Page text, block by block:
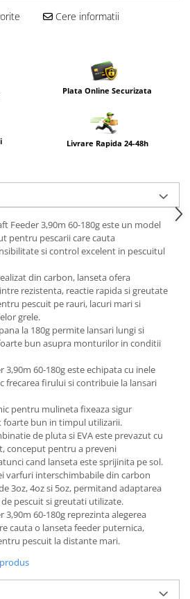
Cere informatii
Plata Online Securizata
Livrare Rapida 24-48h
Feeder 3,90m 60-180g este un model
pentru pescarii care cauta
si control excelent in pescuitul
din carbon, lanseta ofera
rezistenta, reactie rapida si greutate
pescuit pe rauri, lacuri mari si
grele.
la 180g permite lansari lungi si
bun asupra monturilor in conditii
3,90m 60-180g este echipata cu inele
frecarea firului si contribuie la lansari
pentru mulineta fixeaza sigur
foarte bun in timpul utilizarii.
de pluta si EVA este prevazut cu
conceput pentru a preveni
cand lanseta este sprijinita pe sol.
varfuri interschimbabile din carbon
3oz, 4oz si 5oz, permitand adaptarea
pescuit si greutati utilizate.
3,90m 60-180g reprezinta alegerea
cauta o lanseta feeder puternica,
pescuit la distante mari.